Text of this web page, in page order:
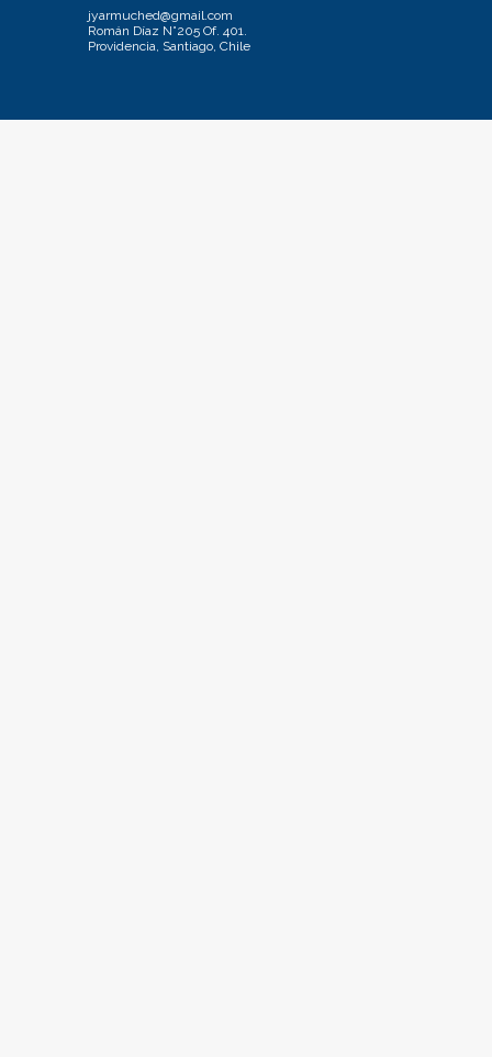
jyarmuched@gmail.com
Román Díaz N°205 Of. 401.
Providencia, Santiago, Chile